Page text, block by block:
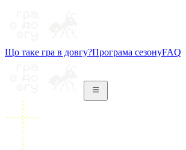
Що таке гра в довгу?Програма сезонуFAQ